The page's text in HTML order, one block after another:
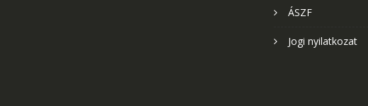
ÁSZF
Jogi nyilatkozat